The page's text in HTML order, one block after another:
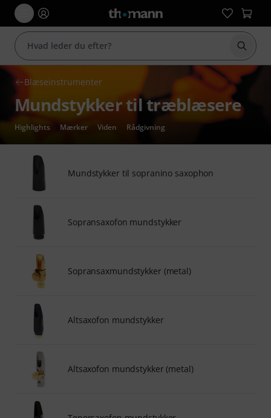
Start
Blæseinstrumenter
Mundstykker til træblæsere
Highlights Mærker Viden Rådgivning
Mundstykker til sopranino saxophon
Sopransaxofon mundstykker
Sopransaxmundstykker (metal)
Altsaxofon mundstykker
Altsaxofon mundstykker (metal)